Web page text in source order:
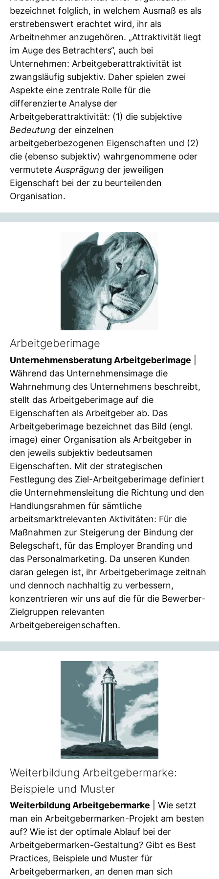
bezeichnet folglich, in welchem Ausmaß es als
erstrebenswert erachtet wird, ihr als
Arbeitnehmer anzugehören. „Attraktivität liegt
im Auge des Betrachters“, auch bei
Unternehmen: Arbeitgeberattraktivität ist
zwangsläufig subjektiv. Daher spielen zwei
Aspekte eine zentrale Rolle für die
differenzierte Analyse der
Arbeitgeberattraktivität: (1) die subjektive
Bedeutung der einzelnen
arbeitgeberbezogenen Eigenschaften und (2)
die (ebenso subjektiv) wahrgenommene oder
vermutete Ausprägung der jeweiligen
Eigenschaft bei der zu beurteilenden
Organisation.
Arbeitgeberimage
Unternehmensberatung Arbeitgeberimage
Während das Unternehmensimage die
Wahrnehmung des Unternehmens beschreibt,
stellt das Arbeitgeberimage auf die
Eigenschaften als Arbeitgeber ab. Das
Arbeitgeberimage bezeichnet das Bild (engl.
image) einer Organisation als Arbeitgeber in
den jeweils subjektiv bedeutsamen
Eigenschaften. Mit der strategischen
Festlegung des Ziel-Arbeitgeberimage definiert
die Unternehmensleitung die Richtung und den
Handlungsrahmen für sämtliche
arbeitsmarktrelevanten Aktivitäten: Für die
Maßnahmen zur Steigerung der Bindung der
Belegschaft, für das Employer Branding und
das Personalmarketing. Da unseren Kunden
daran gelegen ist, ihr Arbeitgeberimage zeitnah
und dennoch nachhaltig zu verbessern,
konzentrieren wir uns auf die für die Bewerber-
Zielgruppen relevanten
Arbeitgebereigenschaften.
Weiterbildung Arbeitgebermarke:
Beispiele und Muster
Weiterbildung Arbeitgebermarke | Wie setzt
man ein Arbeitgebermarken-Projekt am besten
auf? Wie ist der optimale Ablauf bei der
Arbeitgebermarken-Gestaltung? Gibt es Best
Practices, Beispiele und Muster für
Arbeitgebermarken, an denen man sich